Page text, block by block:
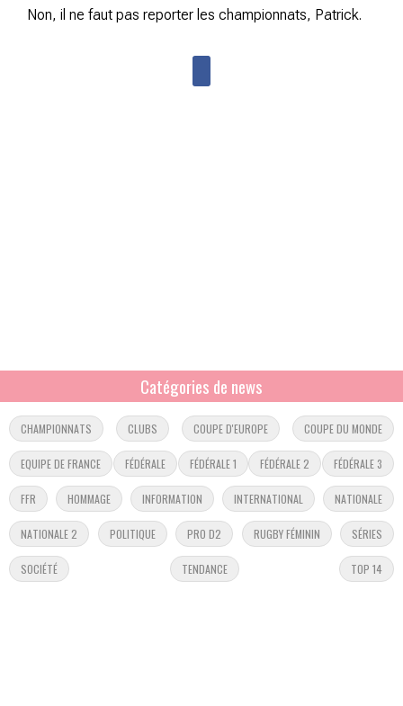
Non, il ne faut pas reporter les championnats, Patrick.
Catégories de news
CHAMPIONNATS CLUBS COUPE D'EUROPE COUPE DU MONDE
EQUIPE DE FRANCE FÉDÉRALE FÉDÉRALE 1 FÉDÉRALE 2 FÉDÉRALE 3
FFR HOMMAGE INFORMATION INTERNATIONAL NATIONALE
NATIONALE 2 POLITIQUE PRO D2 RUGBY FÉMININ SÉRIES
SOCIÉTÉ TENDANCE TOP 14